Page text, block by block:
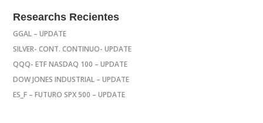
Researchs Recientes
GGAL – UPDATE
SILVER- CONT. CONTINUO- UPDATE
QQQ- ETF NASDAQ 100 – UPDATE
DOW JONES INDUSTRIAL – UPDATE
ES_F – FUTURO SPX 500 – UPDATE